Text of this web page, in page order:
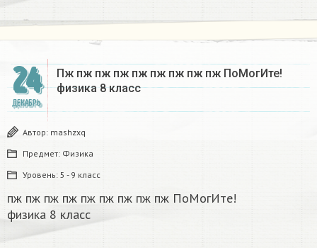
24
ДЕКАБРЬ
Пж пж пж пж пж пж пж пж пж ПоМогИте!
физика 8 класс​
Автор: mashzxq
Предмет: Физика
Уровень: 5 - 9 класс
пж пж пж пж пж пж пж пж пж ПоМогИте!
физика 8 класс​